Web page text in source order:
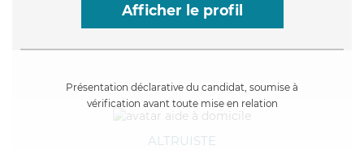
Afficher le profil
Présentation déclarative du candidat, soumise à
vérification avant toute mise en relation
ALTRUISTE